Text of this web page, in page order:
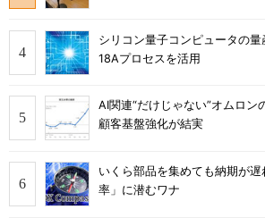
シリコン量子コンピュータの
18Aプロセスを活用
AI関連“だけじゃない”オムロン
顧客基盤強化が結実
いくら部品を集めても納期が
率」に潜むワナ